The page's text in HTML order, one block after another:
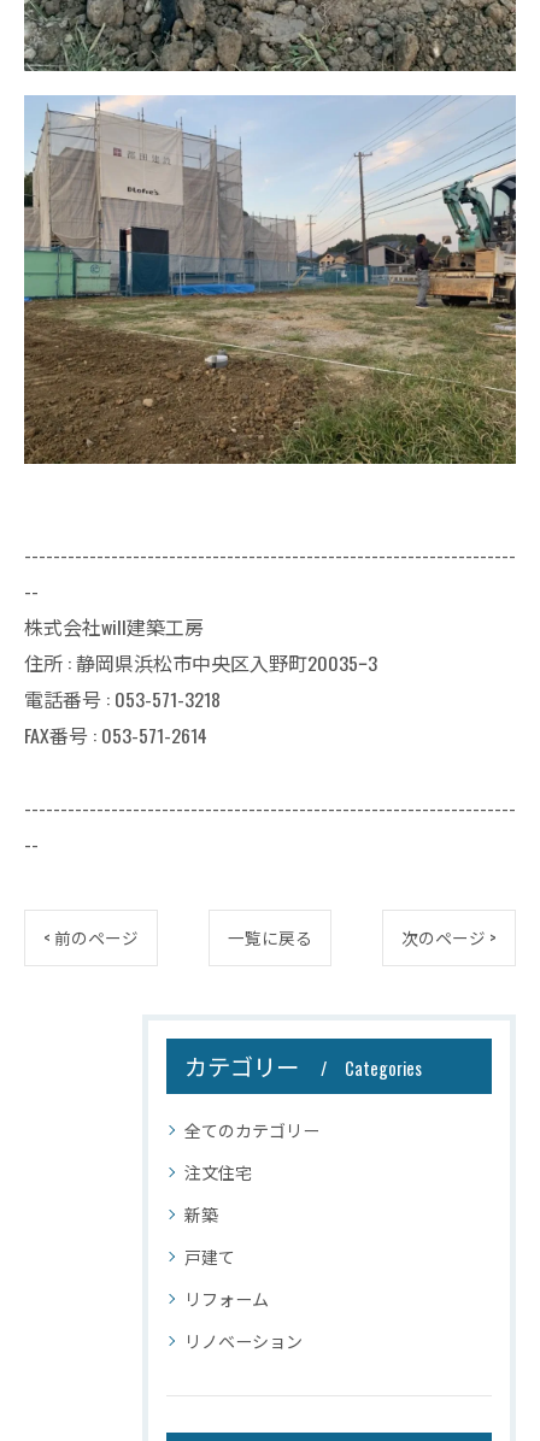
--------------------------------------------------------------------
--
株式会社will建築工房
住所 : 静岡県浜松市中央区入野町20035ｰ3
電話番号 : 053-571-3218
FAX番号 : 053-571-2614
--------------------------------------------------------------------
--
< 前のページ 一覧に戻る 次のページ >
カテゴリー Categories
全てのカテゴリー
注文住宅
新築
戸建て
リフォーム
リノベーション